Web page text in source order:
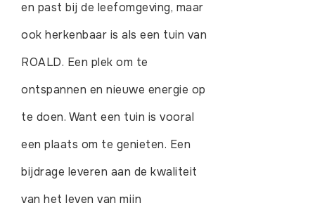
en past bij de leefomgeving, maar
ook herkenbaar is als een tuin van
ROALD. Een plek om te
ontspannen en nieuwe energie op
te doen. Want een tuin is vooral
een plaats om te genieten. Een
bijdrage leveren aan de kwaliteit
van het leven van mijn